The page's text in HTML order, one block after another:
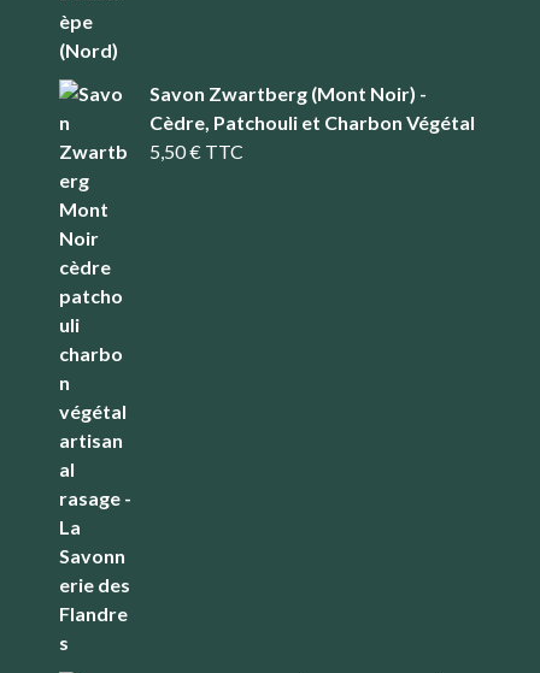
Savon Zwartberg (Mont Noir) -
Cèdre, Patchouli et Charbon Végétal
5,50€